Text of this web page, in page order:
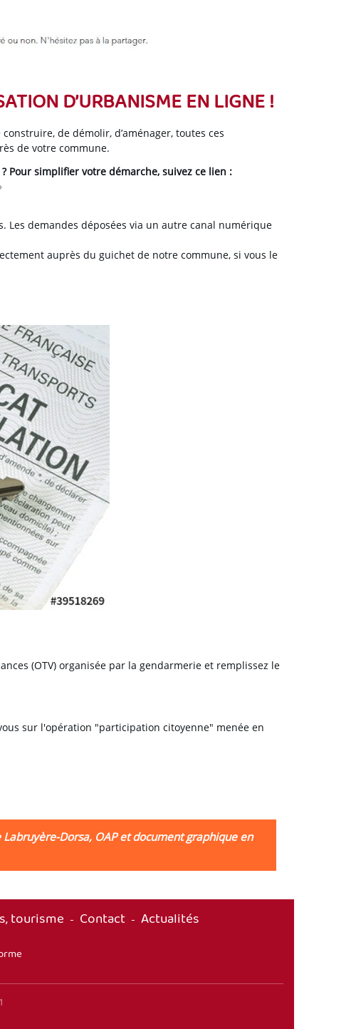
D’URBANISME EN LIGNE !
de démolir, d’aménager, toutes ces
de votre commune.
Pour simplifier votre démarche, suivez ce lien :
Les demandes déposées via un autre canal numérique
auprès du guichet de notre commune, si vous le
(OTV) organisée par la gendarmerie et remplissez le
sur l'opération "participation citoyenne" menée en
Dorsa, OAP et document graphique en
tourisme - Contact - Actualités